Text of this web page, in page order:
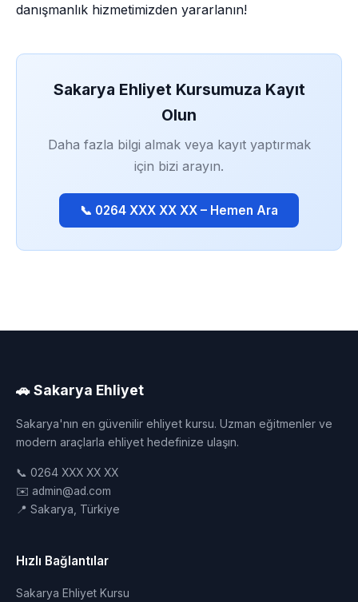
danışmanlık hizmetimizden yararlanın!
Sakarya Ehliyet Kursumuza Kayıt
Olun
Daha fazla bilgi almak veya kayıt yaptırmak
için bizi arayın.
📞 0264 XXX XX XX – Hemen Ara
🚗 Sakarya Ehliyet
Sakarya'nın en güvenilir ehliyet kursu. Uzman eğitmenler ve
modern araçlarla ehliyet hedefinize ulaşın.
📞 0264 XXX XX XX
✉️ admin@ad.com
📍 Sakarya, Türkiye
Hızlı Bağlantılar
Sakarya Ehliyet Kursu